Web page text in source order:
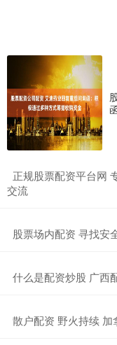
正规股票配资平台网
交流
股票场内配资 寻找安
什么是配资炒股 广西
散户配资 野火持续